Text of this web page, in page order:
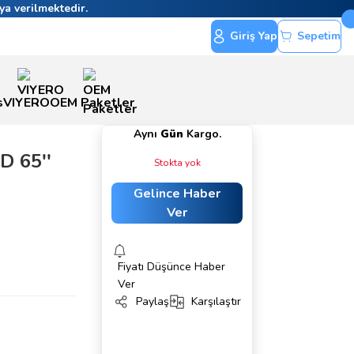
verilmektedir.
Giriş Yap
Sepetim
VIYEROOEM Paketler
65''
Aynı Gün Kargo.
Stokta yok
Gelince Haber
Ver
Fiyatı Düşünce Haber
Ver
Paylaş
Karşılaştır